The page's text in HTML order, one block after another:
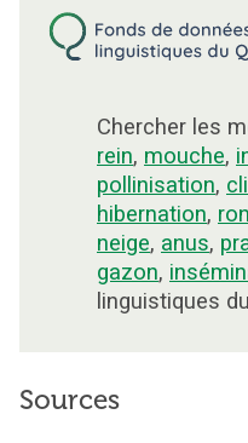
Chercher les
rein, mouche,
pollinisation,
hibernation,
neige, anus,
gazon,
linguistiques
Sources